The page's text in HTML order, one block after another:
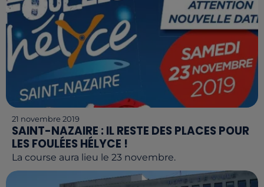
21 novembre 2019
SAINT-NAZAIRE : IL RESTE DES PLACES POUR
LES FOULÉES HÉLYCE !
La course aura lieu le 23 novembre.